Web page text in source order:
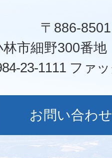
〒886-8501
市細野300番
23-1111 ファ
お問い合わせ